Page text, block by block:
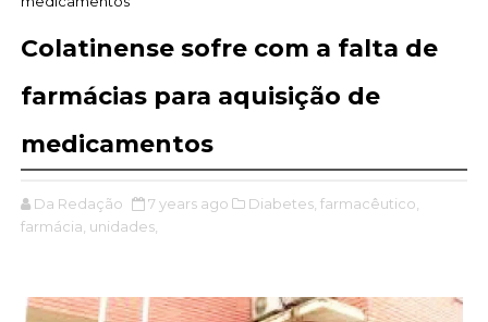
Colatinense sofre com a falta de
farmácias para aquisição de
medicamentos
Da Redação 7 years ago Diabetes, farmacêutico,
farmácia, unidades,